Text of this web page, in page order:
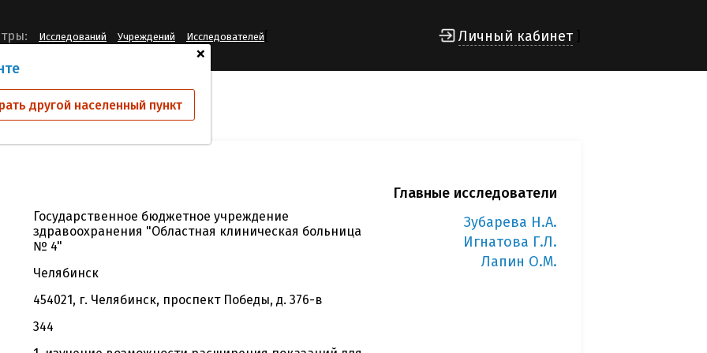
+
другой населенный пункт
Исследований Учреждений Исследователей Личный кабинет
ГБУЗ "ОКБ № 4"
Государственное бюджетное учреждение
здравоохранения "Областная клиническая больница
№ 4"
Челябинск
454021, г. Челябинск, проспект Победы, д. 376-в
344
Главные исследователи
Зубарева Н.А.
Игнатова Г.Л.
Лапин О.М.